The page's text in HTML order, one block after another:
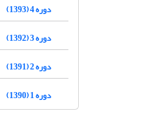
دوره 4 (1393)
دوره 3 (1392)
دوره 2 (1391)
دوره 1 (1390)